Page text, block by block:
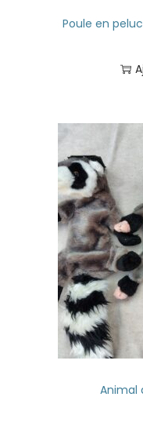
Poule en
Animal